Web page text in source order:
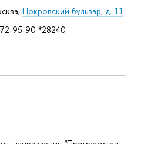
Покровский бульвар, д. 11
95-90 *28240